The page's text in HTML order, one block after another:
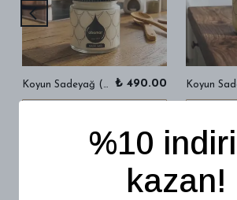
Koyun Sadeyağ ( 200 gr ) ₺ 490.00
%10
kazan!